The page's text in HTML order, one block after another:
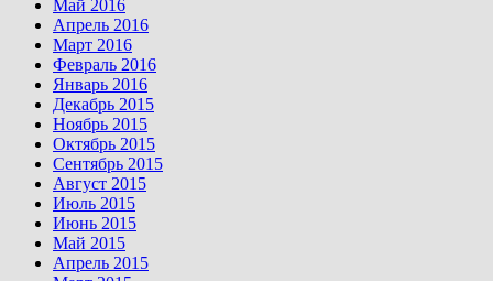
Май 2016
Апрель 2016
Март 2016
Февраль 2016
Январь 2016
Декабрь 2015
Ноябрь 2015
Октябрь 2015
Сентябрь 2015
Август 2015
Июль 2015
Июнь 2015
Май 2015
Апрель 2015